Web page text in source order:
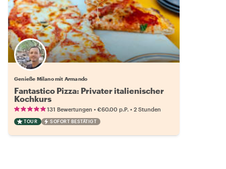
Genieße Milano mit Armando
Fantastico Pizza: Privater italienischer
Kochkurs
131 Bewertungen • €60.00 p.P. • 2 Stunden
TOUR SOFORT BESTÄTIGT